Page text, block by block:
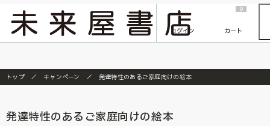
『ONE PIECE magazine 021 ONE PIECEカード付き同梱版』発売延期のご案内
ログイン
0
カート
トップ キャンペーン 発達特性のあるご家庭向けの絵本
発達特性のあるご家庭向けの絵本